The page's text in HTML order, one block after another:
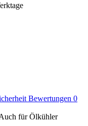
Bewertungen 0
für Ölkühler